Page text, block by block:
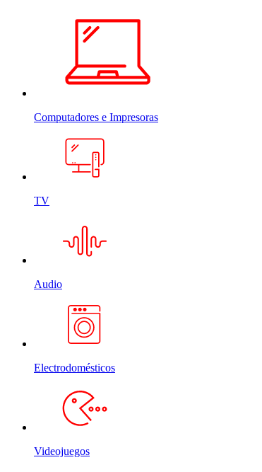
Computadores e Impresoras
TV
Audio
Electrodomésticos
Videojuegos